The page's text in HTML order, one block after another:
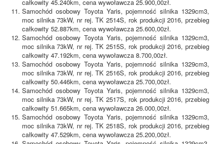
całkowity 45.240km, cena wywoławcza 25.900,00zł.
Samochód osobowy Toyota Yaris, pojemność silnika 1329cm3,
moc silnika 73kW, nr rej. TK 2514S, rok produkcji 2016, przebieg
całkowity 52.887km, cena wywoławcza 25.600,00zł.
Samochód osobowy Toyota Yaris, pojemność silnika 1329cm3,
moc silnika 73kW, nr rej. TK 2515S, rok produkcji 2016, przebieg
całkowity 47.192km, cena wywoławcza 8.700,00zł.
Samochód osobowy Toyota Yaris, pojemność silnika 1329cm3,
moc silnika 73kW, nr rej. TK 2516S, rok produkcji 2016, przebieg
całkowity 50.446km, cena wywoławcza 25.700,00zł.
Samochód osobowy Toyota Yaris, pojemność silnika 1329cm3,
moc silnika 73kW, nr rej. TK 2517S, rok produkcji 2016, przebieg
całkowity 51.665km, cena wywoławcza 26.000,00zł.
Samochód osobowy Toyota Yaris, pojemność silnika 1329cm3,
moc silnika 73kW, nr rej. TK 2518S, rok produkcji 2016, przebieg
całkowity 47.529km, cena wywoławcza 25.200,00zł.